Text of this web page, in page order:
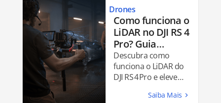
necessidades
criativas.
Drones
Como funciona o
LiDAR no DJI RS 4
Pro? Guia
completo
Descubra como
funciona o LiDAR do
DJI RS 4 Pro e eleve